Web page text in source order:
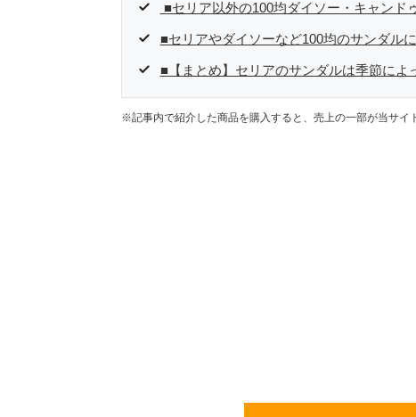
■セリア以外の100均ダイソー・キャンド
■セリアやダイソーなど100均のサンダル
■【まとめ】セリアのサンダルは季節に
※記事内で紹介した商品を購入すると、売上の一部が当サイ